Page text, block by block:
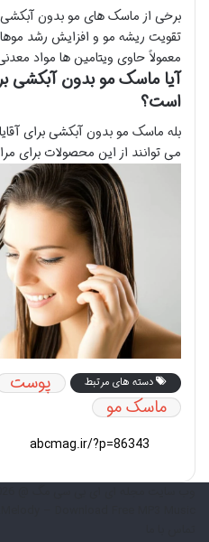
برخی از ماسک های مو بدون
تقویت ریشه مو و افزایش رشد
معمولاً حاوی ویتامین ها مواد
آیا ماسک مو بدون آبکشی
است؟
بله ماسک مو بدون آبکشی برای
می توانند از این محصولات برای
دسته های مرتبط پوست
ماسک مو